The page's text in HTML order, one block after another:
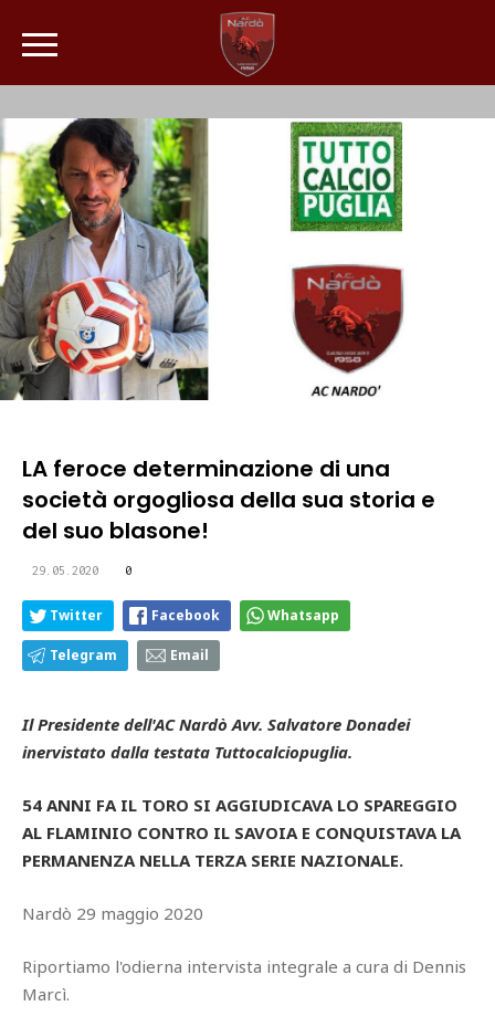
LA feroce determinazione di una
società orgogliosa della sua storia e
del suo blasone!
29.05.2020 0
Twitter Facebook Whatsapp
Telegram Email
Il Presidente dell'AC Nardò Avv. Salvatore Donadei
inervistato dalla testata Tuttocalciopuglia.
54 ANNI FA IL TORO SI AGGIUDICAVA LO SPAREGGIO
AL FLAMINIO CONTRO IL SAVOIA E CONQUISTAVA LA
PERMANENZA NELLA TERZA SERIE NAZIONALE.
Nardò 29 maggio 2020
Riportiamo l'odierna intervista integrale a cura di Dennis
Marcì.